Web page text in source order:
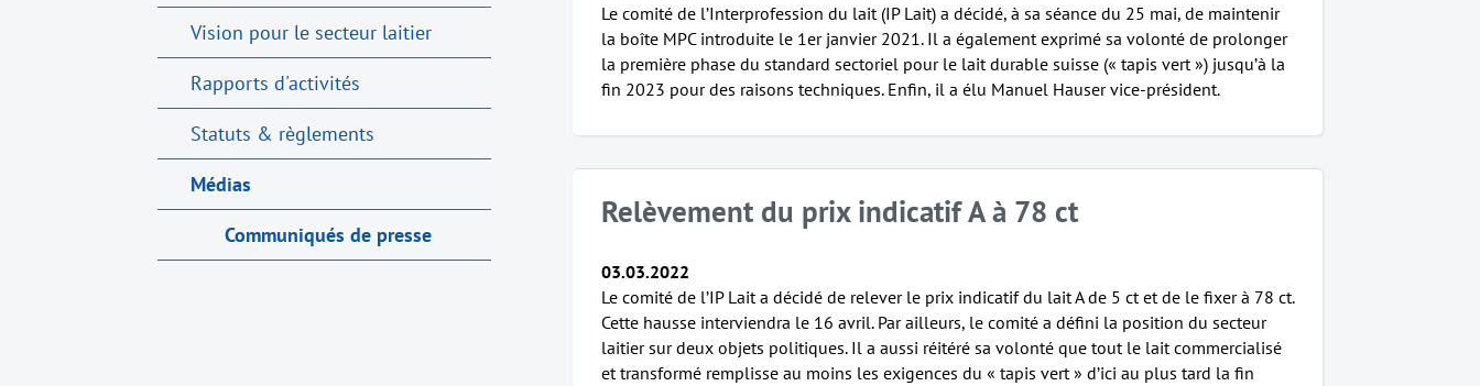
Le comité de l’Interprofession du lait (IP Lait) a décidé, à sa séance du 25 mai, de maintenir
la boîte MPC introduite le 1er janvier 2021. Il a également exprimé sa volonté de prolonger
la première phase du standard sectoriel pour le lait durable suisse (« tapis vert ») jusqu’à la
fin 2023 pour des raisons techniques. Enfin, il a élu Manuel Hauser vice-président.
Relèvement du prix indicatif A à 78 ct
03.03.2022
Le comité de l’IP Lait a décidé de relever le prix indicatif du lait A de 5 ct et de le fixer à 78 ct.
Cette hausse interviendra le 16 avril. Par ailleurs, le comité a défini la position du secteur
laitier sur deux objets politiques. Il a aussi réitéré sa volonté que tout le lait commercialisé
et transformé remplisse au moins les exigences du « tapis vert » d’ici au plus tard la fin
Vision pour le secteur laitier
Rapports d'activités
Statuts & règlements
Médias
Communiqués de presse